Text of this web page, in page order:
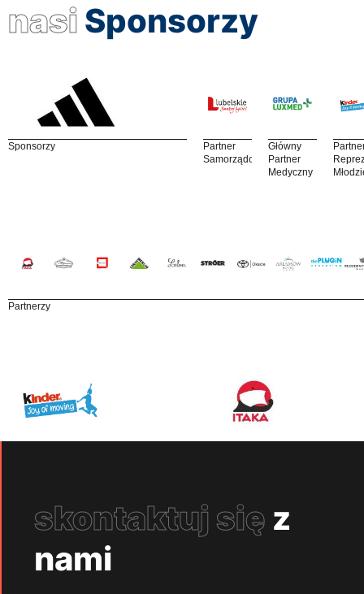
nasi Sponsorzy
Sponsorzy
Partner
Samorządowy
Główny
Partner
Medyczny
Partnerzy
skontaktuj się z
nami